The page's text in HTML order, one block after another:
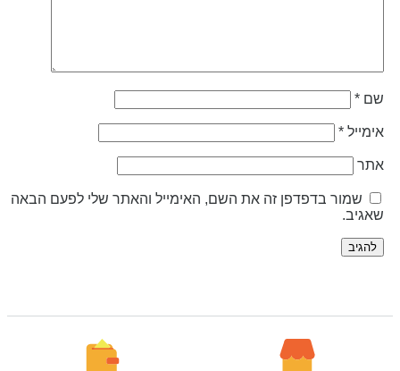
*
*
שמור בדפדפן זה את השם, האימייל והאתר שלי לפעם הבאה